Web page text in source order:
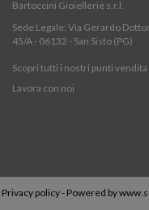
Bartoccini Gioiellerie s.r.l.
Sede Legale: Via Gerardo
45/A - 06132 - San Sisto (PG)
Scopri tutti i nostri punti vendita
Lavora con noi
Privacy policy- Powered by